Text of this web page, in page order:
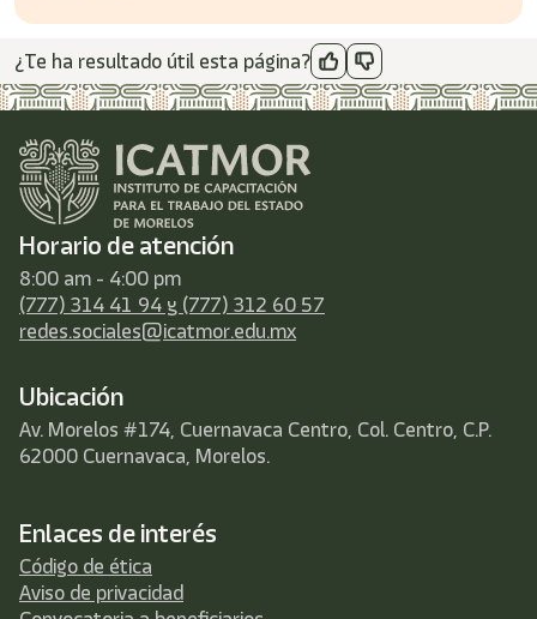
¿Te ha resultado útil esta página?
Horario de atención
8:00 am - 4:00 pm
(777) 314 41 94 y (777) 312 60 57
redes.sociales@icatmor.edu.mx
Ubicación
Av. Morelos #174, Cuernavaca Centro, Col. Centro, C.P.
62000 Cuernavaca, Morelos.
Enlaces de interés
Código de ética
Aviso de privacidad